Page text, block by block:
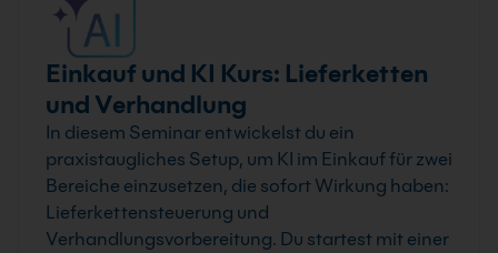
Einkauf und KI Kurs: Lieferketten
und Verhandlung
In diesem Seminar entwickelst du ein
praxistaugliches Setup, um KI im Einkauf für zwei
Bereiche einzusetzen, die sofort Wirkung haben:
Lieferkettensteuerung und
Verhandlungsvorbereitung. Du startest mit einer